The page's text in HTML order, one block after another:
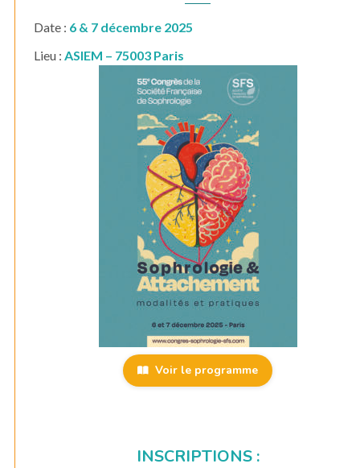
Date : 6 & 7 décembre 2025
Lieu : ASIEM – 75003 Paris
Voir le programme
INSCRIPTIONS :